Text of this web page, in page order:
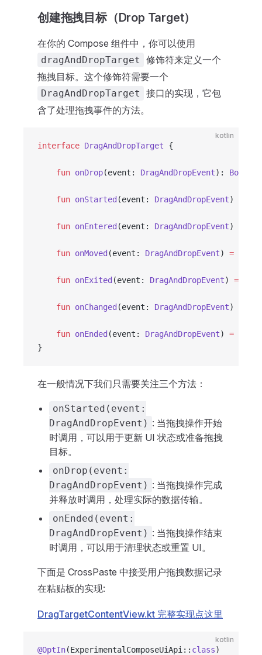
创建拖拽目标（Drop Target）
在你的 Compose 组件中，你可以使用
dragAndDropTarget
修饰符来定义一个
拖拽目标。这个修饰符需要一个
DragAndDropTarget
接口的实现，它包
含了处理拖拽事件的方法。
kotlin
interface DragAndDropTarget {
    fun
onDrop(event: DragAndDropEvent): Boolean
    fun
onStarted (event: DragAndDropEvent)
    fun
onEntered (event: DragAndDropEvent)
    fun
onMoved (event: DragAndDropEvent) =
    fun
onExited (event: DragAndDropEvent) =
    fun
onChanged (event: DragAndDropEvent)
    fun
onEnded (event: DragAndDropEvent) =
}
在一般情况下我们只需要关注三个方法：
onStarted(event:
DragAndDropEvent) : 当拖拽操作开始
时调用，可以用于更新 UI 状态或准备拖拽
目标。
onDrop(event:
DragAndDropEvent) : 当拖拽操作完成
并释放时调用，处理实际的数据传输。
onEnded(event:
DragAndDropEvent) : 当拖拽操作结束
时调用，可以用于清理状态或重置 UI。
下面是 CrossPaste 中接受用户拖拽数据记录
在粘贴板的实现:
DragTargetContentView.kt 完整实现点这里
kotlin
@OptIn(ExperimentalComposeUiApi:: class)